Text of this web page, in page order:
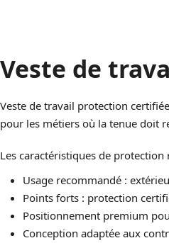
Veste de
Veste de travail protection
pour les métiers où la tenue doit
Les caractéristiques de
Usage recommandé :
Points forts : protection
Positionnement premium
Conception adaptée aux